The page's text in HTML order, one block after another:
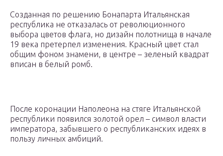
Созданная по решению Бонапарта Итальянская
республика не отказалась от революционного
выбора цветов флага, но дизайн полотнища в начале
19 века претерпел изменения. Красный цвет стал
общим фоном знамени, в центре – зеленый квадрат
вписан в белый ромб.
После коронации Наполеона на стяге Итальянской
республики появился золотой орел – символ власти
императора, забывшего о республиканских идеях в
пользу личных амбиций.